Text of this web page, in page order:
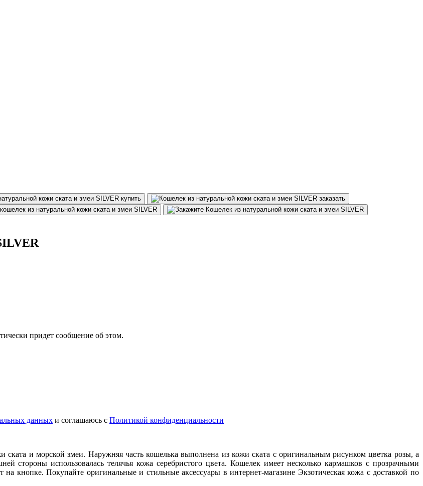
придет сообщение об этом.
данных и соглашаюсь с Политикой конфиденциальности
и морской змеи. Наружняя часть кошелька выполнена из кожи ската с оригинальным рисунком цветка розы, а
стороны использовалась телячья кожа серебристого цвета. Кошелек имеет несколько кармашков с прозрачными
кнопке. Покупайте оригинальные и стильные аксессуары в интернет-магазине Экзотическая кожа с доставкой по